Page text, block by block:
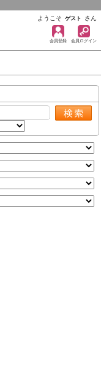
ようこそ ゲスト さん
会員登録 会員ログイン